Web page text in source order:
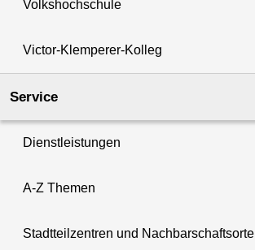
Volkshochschule
Victor-Klemperer-Kolleg
Service
Dienstleistungen
A-Z Themen
Stadtteilzentren und Nachbarschaftsorte